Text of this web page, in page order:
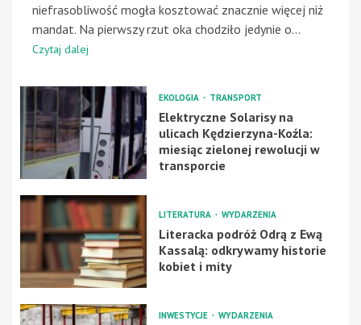
niefrasobliwość mogła kosztować znacznie więcej niż
mandat. Na pierwszy rzut oka chodziło jedynie o...
Czytaj dalej
EKOLOGIA TRANSPORT
Elektryczne Solarisy na
ulicach Kędzierzyna-Koźla:
miesiąc zielonej rewolucji w
transporcie
LITERATURA WYDARZENIA
Literacka podróż Odrą z Ewą
Kassalą: odkrywamy historie
kobiet i mity
INWESTYCJE WYDARZENIA